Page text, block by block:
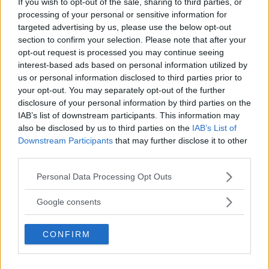
processing of your personal or sensitive information for
targeted advertising by us, please use the below opt-out
section to confirm your selection. Please note that after your
opt-out request is processed you may continue seeing
interest-based ads based on personal information utilized by
us or personal information disclosed to third parties prior to
your opt-out. You may separately opt-out of the further
disclosure of your personal information by third parties on the
IAB’s list of downstream participants. This information may
also be disclosed by us to third parties on the IAB’s List of
Downstream Participants that may further disclose it to other
Please note that this website/app uses one or more Google
not limited to your visit or usage behaviour. You may click to
use your data for below specified purposes in below Google
consent section.
Personal Data Processing Opt Outs
Google consents
CONFIRM
Collegamenti
Comune di Gandosso
6 Km dall’uscita Autostrada A4 Grumello
– Telgate – 600 slm. vista panoramica
sul Lago d’ Iseo.
Cerca altre strutture
Alberghi